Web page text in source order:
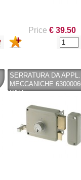
Price € 39.50
SERRATURA DA APPL.
MECCANICHE
YALE